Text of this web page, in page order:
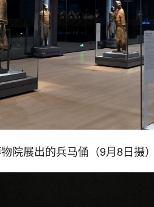
院展出的兵马俑（9月8日摄